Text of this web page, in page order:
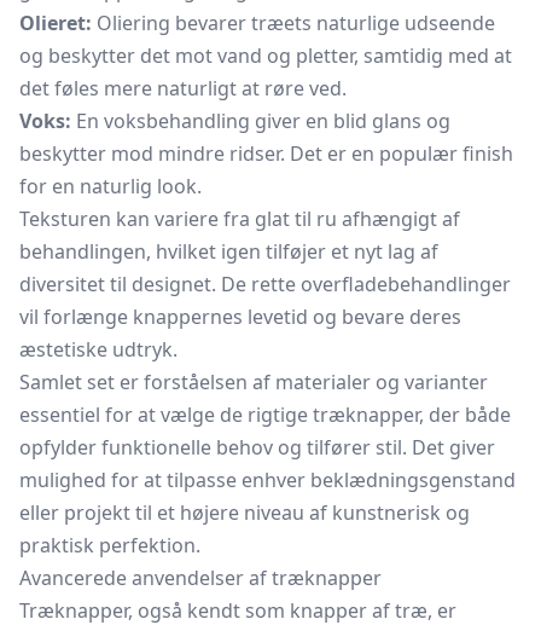
Olieret: Oliering bevarer træets naturlige udseende
og beskytter det mot vand og pletter, samtidig med at
det føles mere naturligt at røre ved.
Voks: En voksbehandling giver en blid glans og
beskytter mod mindre ridser. Det er en populær finish
for en naturlig look.
Teksturen kan variere fra glat til ru afhængigt af
behandlingen, hvilket igen tilføjer et nyt lag af
diversitet til designet. De rette overfladebehandlinger
vil forlænge knappernes levetid og bevare deres
æstetiske udtryk.
Samlet set er forståelsen af materialer og varianter
essentiel for at vælge de rigtige træknapper, der både
opfylder funktionelle behov og tilfører stil. Det giver
mulighed for at tilpasse enhver beklædningsgenstand
eller projekt til et højere niveau af kunstnerisk og
praktisk perfektion.
Avancerede anvendelser af træknapper
Træknapper, også kendt som knapper af træ, er